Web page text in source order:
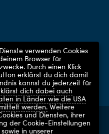
verwenden Cookies
Browser für
Durch einen Klick
erklärst du dich damit
kannst du jederzeit für
dich dabei auch
in Länder wie die USA
werden. Weitere
und Diensten, ihrer
der Cookie-Einstellungen
in unserer